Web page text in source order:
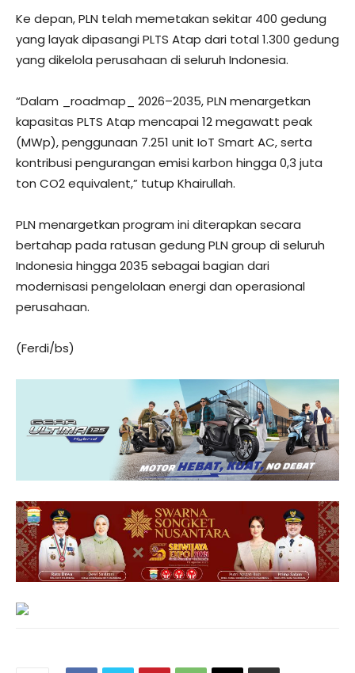
Ke depan, PLN telah memetakan sekitar 400 gedung
yang layak dipasangi PLTS Atap dari total 1.300 gedung
yang dikelola perusahaan di seluruh Indonesia.
“Dalam _roadmap_ 2026–2035, PLN menargetkan
kapasitas PLTS Atap mencapai 12 megawatt peak
(MWp), penggunaan 7.251 unit IoT Smart AC, serta
kontribusi pengurangan emisi karbon hingga 0,3 juta
ton CO2 equivalent,” tutup Khairullah.
PLN menargetkan program ini diterapkan secara
bertahap pada ratusan gedung PLN group di seluruh
Indonesia hingga 2035 sebagai bagian dari
modernisasi pengelolaan energi dan operasional
perusahaan.
(Ferdi/bs)